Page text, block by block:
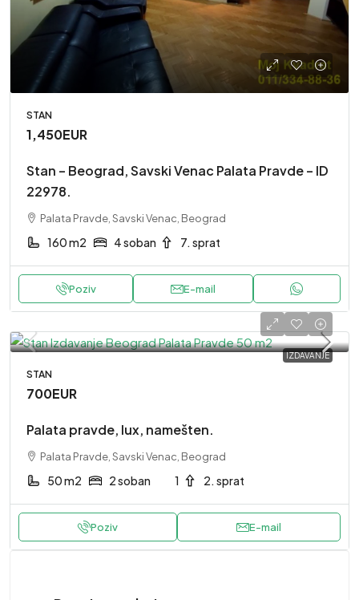
STAN
1,450EUR
Stan – Beograd, Savski Venac Palata Pravde – ID
22978.
Palata Pravde, Savski Venac, Beograd
160 m2 4 soban 7. sprat
Poziv E-mail
IZDAVANJE
STAN
700EUR
Palata pravde, lux, namešten.
Palata Pravde, Savski Venac, Beograd
50 m2 2 soban 1 2. sprat
Poziv E-mail